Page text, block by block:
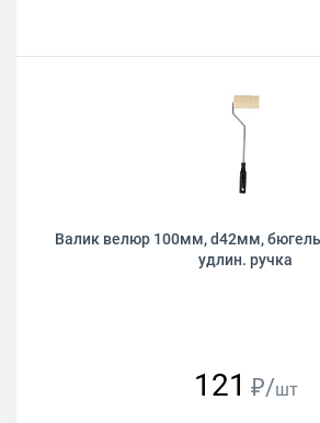
Валик велюр 100мм, d42мм,
удлин. ручка
121 ₽/шт